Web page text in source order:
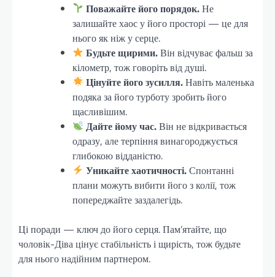
Поважайте його порядок.Не
залишайте хаос у його просторі — це для
нього як ніж у серце.
Будьте щирими.Він відчуває фальш за
кілометр, тож говоріть від душі.
Цінуйте його зусилля.Навіть маленька
подяка за його турботу зробить його
щасливішим.
Дайте йому час.Він не відкривається
одразу, але терпіння винагороджується
глибокою відданістю.
Уникайте хаотичності.Спонтанні
плани можуть вибити його з колії, тож
попереджайте заздалегідь.
Ці поради — ключ до його серця. Пам’ятайте, що
чоловік-Діва цінує стабільність і щирість, тож будьте
для нього надійним партнером.